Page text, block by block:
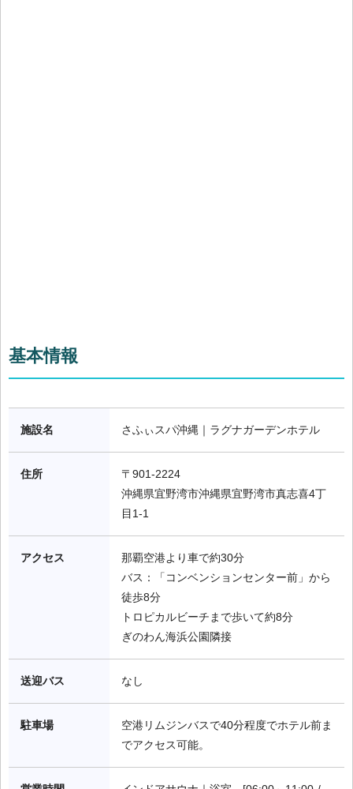
基本情報
施設名 さふぃスパ沖縄｜ラグナガーデンホテル
住所
〒901-2224
沖縄県宜野湾市沖縄県宜野湾市真志喜4丁
目1-1
アクセス
那覇空港より車で約30分
バス：「コンベンションセンター前」から
徒歩8分
トロピカルビーチまで歩いて約8分
ぎのわん海浜公園隣接
送迎バス なし
駐車場
空港リムジンバスで40分程度でホテル前ま
でアクセス可能。